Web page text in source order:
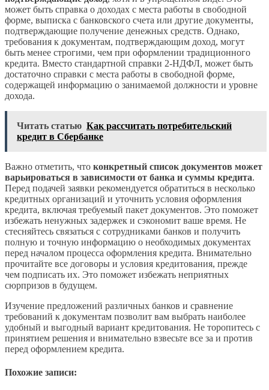
может быть справка о доходах с места работы в свободной
форме, выписка с банковского счета или другие документы,
подтверждающие получение денежных средств. Однако,
требования к документам, подтверждающим доход, могут
быть менее строгими, чем при оформлении традиционного
кредита. Вместо стандартной справки 2-НДФЛ, может быть
достаточно справки с места работы в свободной форме,
содержащей информацию о занимаемой должности и уровне
дохода.
Читать статью Как рассчитать потребительский
кредит в Сбербанке
Важно отметить, что конкретный список документов может
варьироваться в зависимости от банка и суммы кредита.
Перед подачей заявки рекомендуется обратиться в несколько
кредитных организаций и уточнить условия оформления
кредита, включая требуемый пакет документов. Это поможет
избежать ненужных задержек и сэкономит ваше время. Не
стесняйтесь связаться с сотрудниками банков и получить
полную и точную информацию о необходимых документах
перед началом процесса оформления кредита. Внимательно
прочитайте все договоры и условия кредитования, прежде
чем подписать их. Это поможет избежать неприятных
сюрпризов в будущем.
Изучение предложений различных банков и сравнение
требований к документам позволит вам выбрать наиболее
удобный и выгодный вариант кредитования. Не торопитесь с
принятием решения и внимательно взвесьте все за и против
перед оформлением кредита.
Похожие записи: